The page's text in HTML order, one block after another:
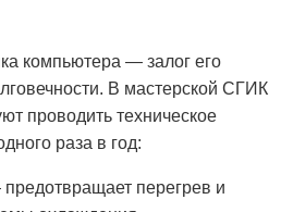
компьютера — залог его
В мастерской СГИК
проводить техническое
раза в год:
перегрев и